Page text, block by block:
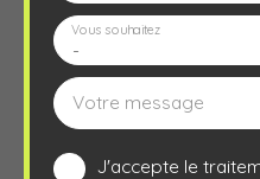
-
Vous souhaitez
Votre message
J'accepte le